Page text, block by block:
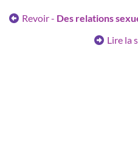
Revoir - Des relations
Lire la